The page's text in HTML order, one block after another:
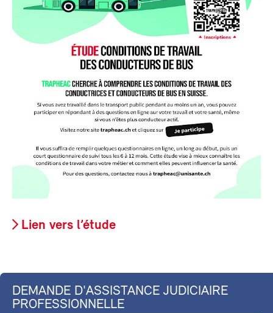
Lien vers l’étude
DEMANDE D'ASSISTANCE JUDICIAIRE
PROFESSIONNELLE